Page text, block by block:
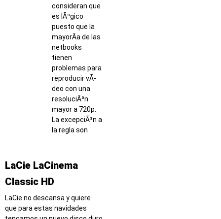
consideran que
es lÃ³gico
puesto que la
mayorÃ­a de las
netbooks
tienen
problemas para
reproducir vÃ­
deo con una
resoluciÃ³n
mayor a 720p.
La excepciÃ³n a
la regla son
LaCie LaCinema
Classic HD
LaCie no descansa y quiere
que para estas navidades